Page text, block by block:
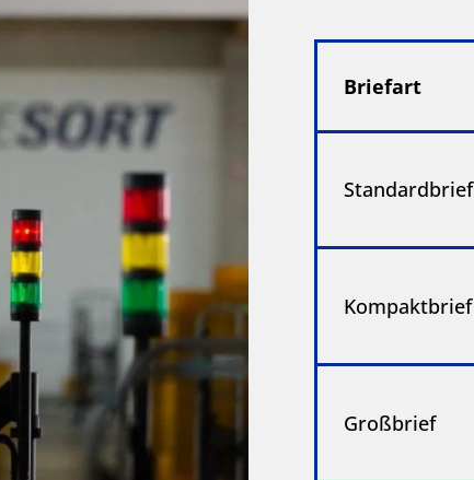
Briefart
Standardbrief
Kompaktbrief
Großbrief